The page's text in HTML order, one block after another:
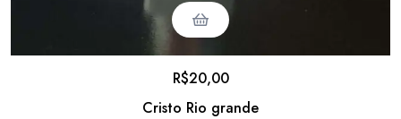
Cristo Rio grande
R$20,00